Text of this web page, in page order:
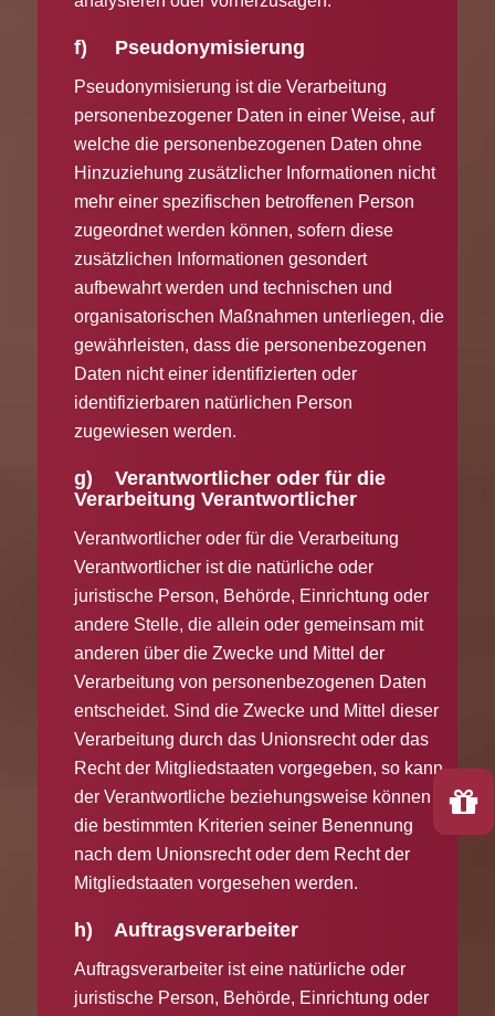
f) Pseudonymisierung
Pseudonymisierung ist die Verarbeitung
personenbezogener Daten in einer Weise, auf
welche die personenbezogenen Daten ohne
Hinzuziehung zusätzlicher Informationen nicht
mehr einer spezifischen betroffenen Person
zugeordnet werden können, sofern diese
zusätzlichen Informationen gesondert
aufbewahrt werden und technischen und
organisatorischen Maßnahmen unterliegen, die
gewährleisten, dass die personenbezogenen
Daten nicht einer identifizierten oder
identifizierbaren natürlichen Person
zugewiesen werden.
g) Verantwortlicher oder für die
Verarbeitung Verantwortlicher
Verantwortlicher oder für die Verarbeitung
Verantwortlicher ist die natürliche oder
juristische Person, Behörde, Einrichtung oder
andere Stelle, die allein oder gemeinsam mit
anderen über die Zwecke und Mittel der
Verarbeitung von personenbezogenen Daten
entscheidet. Sind die Zwecke und Mittel dieser
Verarbeitung durch das Unionsrecht oder das
Recht der Mitgliedstaaten vorgegeben, so kann
der Verantwortliche beziehungsweise können
die bestimmten Kriterien seiner Benennung
nach dem Unionsrecht oder dem Recht der
Mitgliedstaaten vorgesehen werden.
h) Auftragsverarbeiter
Auftragsverarbeiter ist eine natürliche oder
juristische Person, Behörde, Einrichtung oder